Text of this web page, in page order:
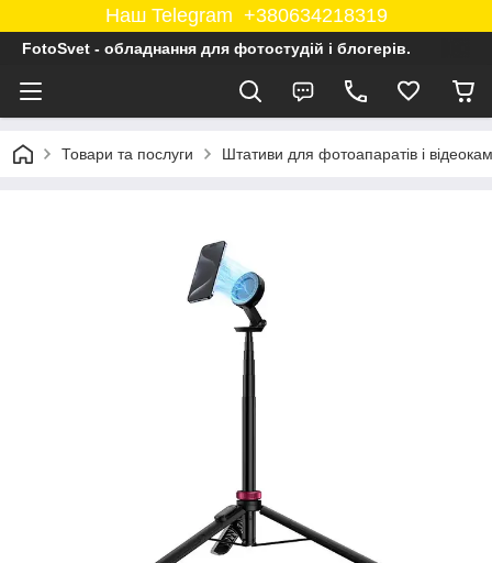
Наш Telegram +380634218319
FotoSvet - обладнання для фотостудій і блогерів.
Товари та послуги Штативи для фотоапаратів і